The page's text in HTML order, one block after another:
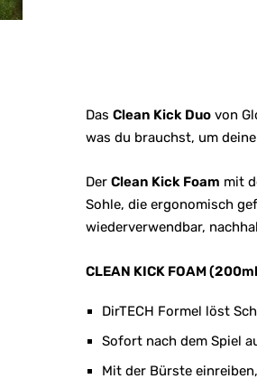
Das Clean Kick Duovon
was du brauchst, um
Der Clean Kick Foam mit
Sohle, die ergonomisch
wiederverwendbar,
CLEAN KICK FOAM
DirTECH Formel löst
Sofort nach dem Spiel
Mit der Bürste